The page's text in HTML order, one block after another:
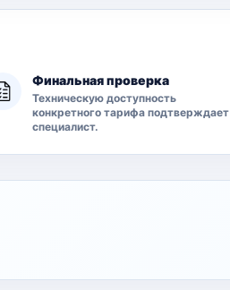
Финальная проверка
Техническую доступность
конкретного тарифа подтверждает
специалист.